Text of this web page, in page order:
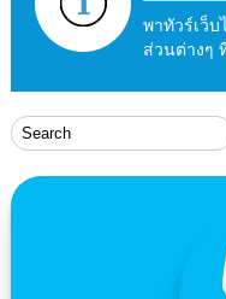
พาทัวร์เว็
ส่วนต่างๆ